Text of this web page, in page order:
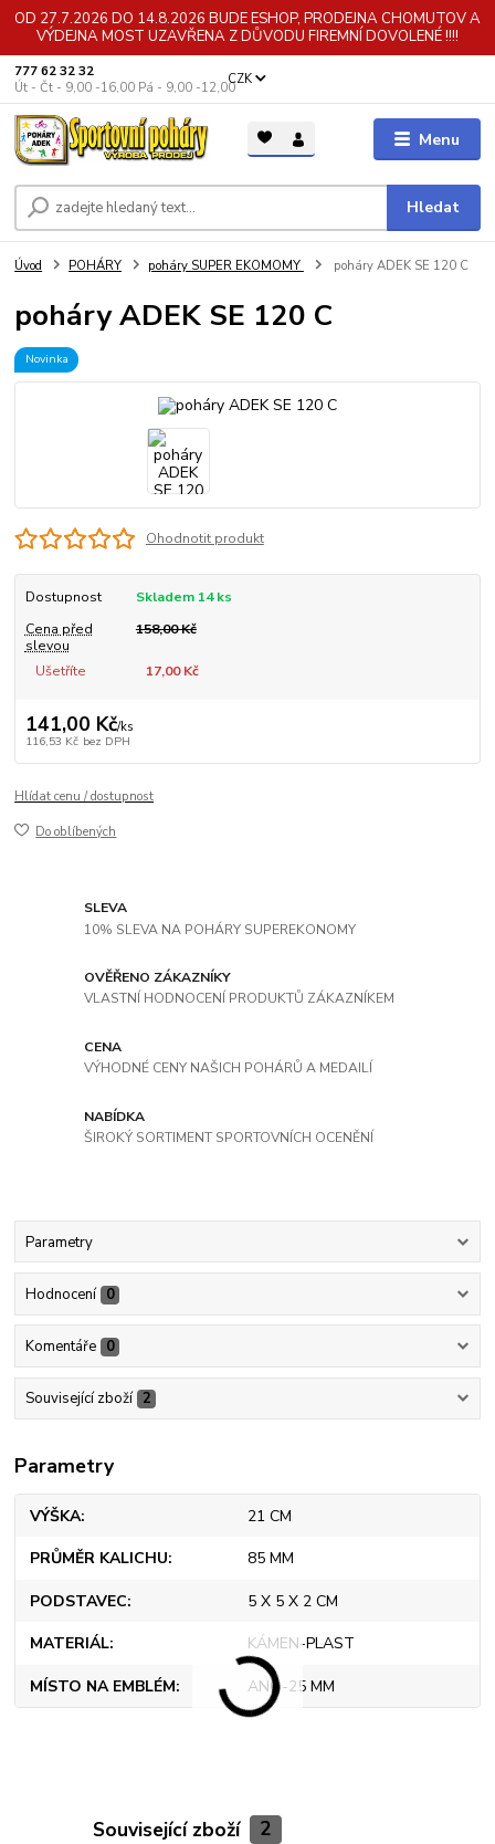
OD 27.7.2026 DO 14.8.2026 BUDE ESHOP, PRODEJNA CHOMUTOV A
VÝDEJNA MOST UZAVŘENA Z DŮVODU FIREMNÍ DOVOLENÉ !!!!
Menu
CZK
Hledat
777 62 32 32
Út - Čt - 9,00 -16,00 Pá - 9,00 -12,00
Úvod POHÁRY poháry SUPER EKOMOMY poháry ADEK SE 120 C
poháry ADEK SE 120 C
Novinka
Ohodnotit produkt
Dostupnost
Skladem 14 ks
Cena před
slevou
158,00 Kč
Ušetříte 17,00 Kč
141,00 Kč/ks
116,53 Kč bez DPH
Hlídat cenu / dostupnost
Do oblíbených
SLEVA
10% SLEVA NA POHÁRY SUPEREKONOMY
OVĚŘENO ZÁKAZNÍKY
VLASTNÍ HODNOCENÍ PRODUKTŮ ZÁKAZNÍKEM
CENA
VÝHODNÉ CENY NAŠICH POHÁRŮ A MEDAILÍ
NABÍDKA
ŠIROKÝ SORTIMENT SPORTOVNÍCH OCENĚNÍ
Parametry
Hodnocení 0
Komentáře 0
Související zboží 2
Parametry
VÝŠKA 21 CM
PRŮMĚR KALICHU 85 MM
PODSTAVEC 5 X 5 X 2 CM
MATERIÁL KÁMEN-PLAST
MÍSTO NA EMBLÉM ANO-25 MM
Související zboží 2